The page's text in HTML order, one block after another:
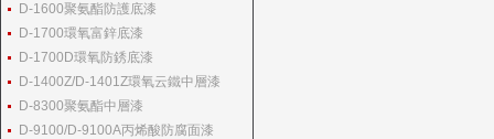
D-1600聚氨酯防護底漆
D-1700環氧富鋅底漆
D-1700D環氧防銹底漆
D-1400Z/D-1401Z環氧云鐵中層漆
D-8300聚氨酯中層漆
D-9100/D-9100A丙烯酸防腐面漆